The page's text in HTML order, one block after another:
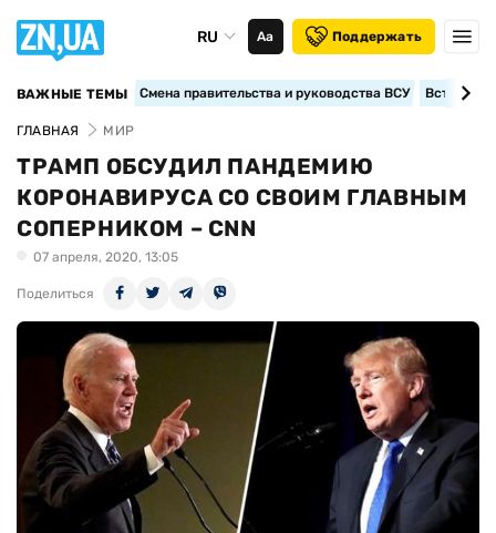
RU Аа Поддержать
ВАЖНЫЕ ТЕМЫ Смена правительства и руководства ВСУ
ГЛАВНАЯ МИР
ТРАМП ОБСУДИЛ ПАНДЕМИЮ
КОРОНАВИРУСА СО СВОИМ ГЛАВНЫМ
СОПЕРНИКОМ – CNN
07 апреля, 2020, 13:05
Поделиться